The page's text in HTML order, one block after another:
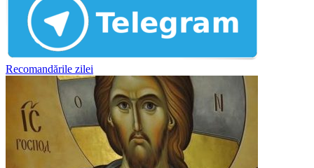
Recomandările zilei